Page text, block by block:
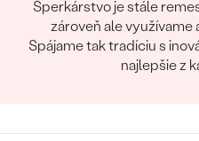
Šperkárstvo je stále
zároveň ale
Spájame tak tradíciu s
najlepšie z